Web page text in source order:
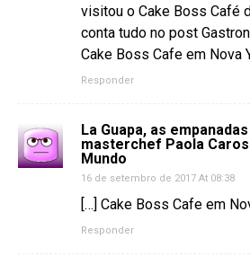
visitou o Cake Boss Café
conta tudo no post
Cake Boss Cafe em Nova
Responder
La Guapa, as
masterchef Paola
Mundo
16 de setembro de 2017 At 08:38
[…] Cake Boss Cafe em
Responder